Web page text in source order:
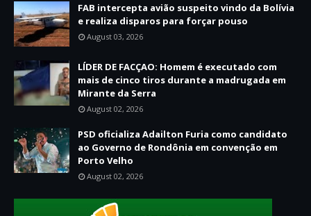
FAB intercepta avião suspeito vindo da Bolívia
e realiza disparos para forçar pouso
August 03, 2026
LÍDER DE FACÇAO: Homem é executado com
mais de cinco tiros durante a madrugada em
Mirante da Serra
August 02, 2026
PSD oficializa Adailton Furia como candidato
ao Governo de Rondônia em convenção em
Porto Velho
August 02, 2026